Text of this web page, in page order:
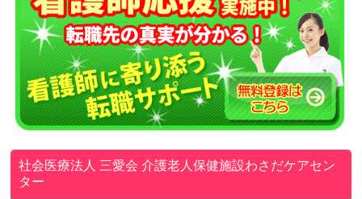
社会医療法人 三愛会介護老人保健施設わさだケアセン
ター